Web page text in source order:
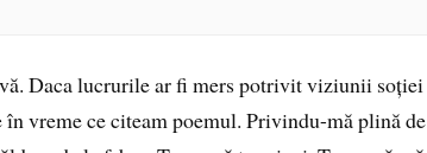
Daca lucrurile ar fi mers potrivit viziunii soției
vreme ce citeam poemul. Privindu-mă plină de